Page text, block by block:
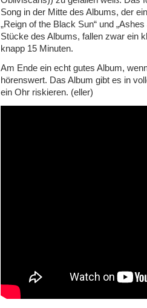
Song in der Mitte des Albums, der
„Reign of the Black Sun“ und
Stücke des Albums, fallen zwar ein
knapp 15 Minuten.
Am Ende ein echt gutes Album,
hörenswert. Das Album gibt es in
ein Ohr riskieren. (eller)